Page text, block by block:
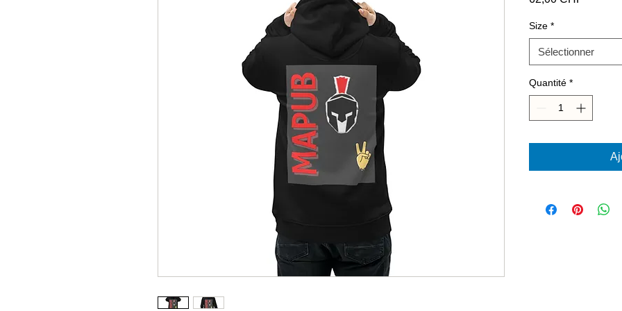
Size *
Sélectionner
Quantité *